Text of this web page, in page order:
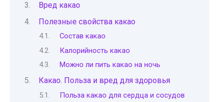
Вред какао
Полезные свойства какао
Состав какао
Калорийность какао
Можно ли пить какао на ночь
Какао. Польза и вред для здоровья
Польза какао для сердца и сосудов